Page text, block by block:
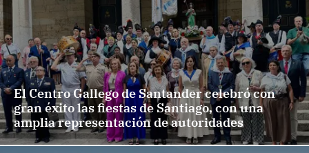
El Centro Gallego de Santander celebró con
gran éxito las fiestas de Santiago, con una
amplia representación de autoridades